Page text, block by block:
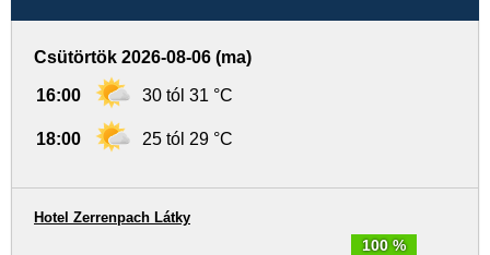
Csütörtök 2026-08-06 (ma)
16:00 30 tól 31 °C
18:00 25 tól 29 °C
100 %
Hotel Zerrenpach Látky